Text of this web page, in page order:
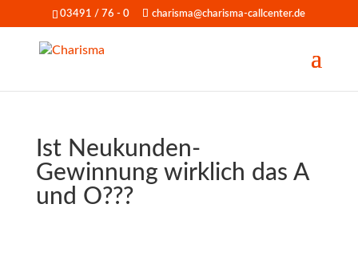
03491 / 76 - 0 charisma@charisma-callcenter.de
Ist Neukunden-
Gewinnung wirklich das A
und O???